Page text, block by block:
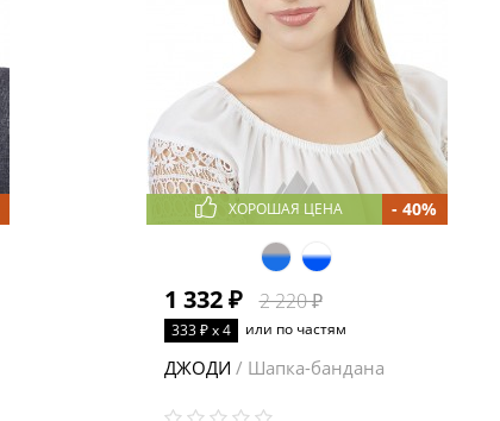
ХОРОШАЯ ЦЕНА
1 332 ₽ 2 220 ₽
- 40%
333 ₽ x 4 или по частям
ДЖОДИ / Шапка-бандана